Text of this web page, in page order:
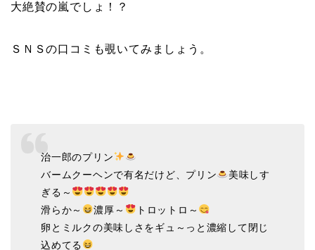
大絶賛の嵐でしょ！？
ＳＮＳの口コミも覗いてみましょう。
治一郎のプリン
バームクーヘンで有名だけど、プリン
美味しす
ぎる～
滑らか～
濃厚～
トロットロ～
卵とミルクの美味しさをギュ～っと濃縮して閉じ
込めてる